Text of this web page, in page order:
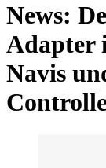
News:
Adapter
Navis